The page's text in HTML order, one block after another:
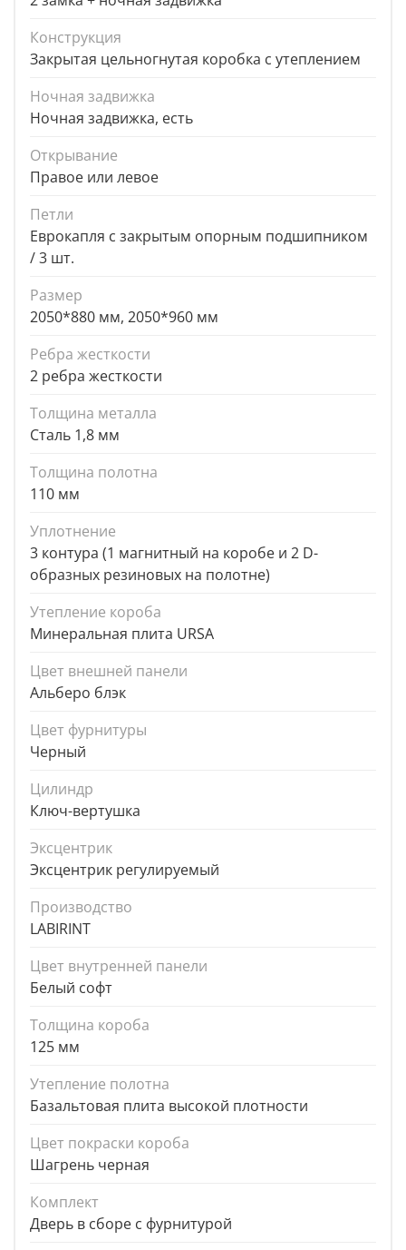
Конструкция
Закрытая цельногнутая коробка с утеплением
Ночная задвижка
Ночная задвижка, есть
Открывание
Правое или левое
Петли
Еврокапля с закрытым опорным подшипником
/ 3 шт.
Размер
2050*880 мм, 2050*960 мм
Ребра жесткости
2 ребра жесткости
Толщина металла
Сталь 1,8 мм
Толщина полотна
110 мм
Уплотнение
3 контура (1 магнитный на коробе и 2 D-
образных резиновых на полотне)
Утепление короба
Минеральная плита URSA
Цвет внешней панели
Альберо блэк
Цвет фурнитуры
Черный
Цилиндр
Ключ-вертушка
Эксцентрик
Эксцентрик регулируемый
Производство
LABIRINT
Цвет внутренней панели
Белый софт
Толщина короба
125 мм
Утепление полотна
Базальтовая плита высокой плотности
Цвет покраски короба
Шагрень черная
Комплект
Дверь в сборе с фурнитурой